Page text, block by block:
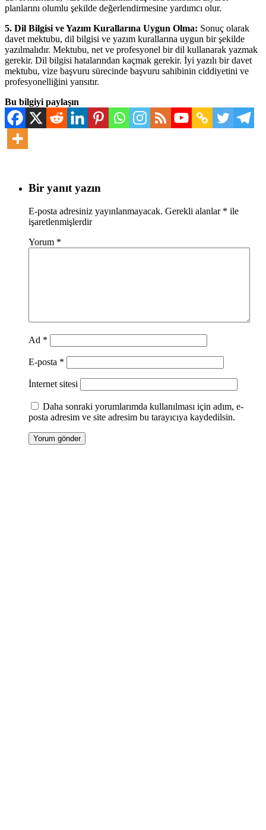
planlarını olumlu şekilde değerlendirmesine yardımcı olur.
5. Dil Bilgisi ve Yazım Kurallarına Uygun Olma: Sonuç olarak
davet mektubu, dil bilgisi ve yazım kurallarına uygun bir şekilde
yazılmalıdır. Mektubu, net ve profesyonel bir dil kullanarak yazmak
gerekir. Dil bilgisi hatalarından kaçmak gerekir. İyi yazılı bir davet
mektubu, vize başvuru sürecinde başvuru sahibinin ciddiyetini ve
profesyonelliğini yansıtır.
Bu bilgiyi paylaşın
Bir yanıt yazın
E-posta adresiniz yayınlanmayacak. Gerekli alanlar * ile
işaretlenmişlerdir
Yorum *
Ad *
E-posta *
İnternet sitesi
Daha sonraki yorumlarımda kullanılması için adım, e-
posta adresim ve site adresim bu tarayıcıya kaydedilsin.